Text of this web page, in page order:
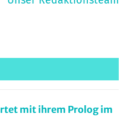
mit ihrem Prolog im